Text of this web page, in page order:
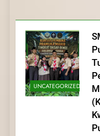
dan
Pramuka
Pramuka
Kepedulian
UNCATEGORIZED